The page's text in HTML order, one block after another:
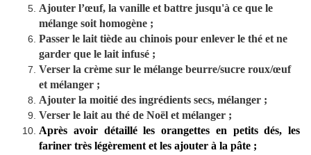
Ajouter l’œuf, la vanille et battre jusqu'à ce que le
mélange soit homogène ;
Passer le lait tiède au chinois pour enlever le thé et ne
garder que le lait infusé ;
Verser la crème sur le mélange beurre/sucre roux/œuf
et mélanger ;
Ajouter la moitié des ingrédients secs, mélanger ;
Verser le lait au thé de Noël et mélanger ;
Après avoir détaillé les orangettes en petits dés, les
fariner très légèrement et les ajouter à la pâte ;